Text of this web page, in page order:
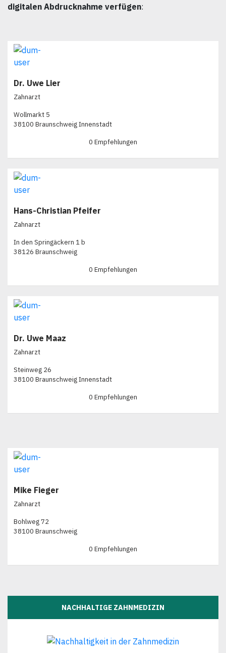
digitalen Abdrucknahme verfügen:
Dr. Uwe Lier
Zahnarzt
Wollmarkt 5
38100 Braunschweig Innenstadt
0 Empfehlungen
Hans-Christian Pfeifer
Zahnarzt
In den Springäckern 1 b
38126 Braunschweig
0 Empfehlungen
Dr. Uwe Maaz
Zahnarzt
Steinweg 26
38100 Braunschweig Innenstadt
0 Empfehlungen
Mike Fieger
Zahnarzt
Bohlweg 72
38100 Braunschweig
0 Empfehlungen
NACHHALTIGE ZAHNMEDIZIN